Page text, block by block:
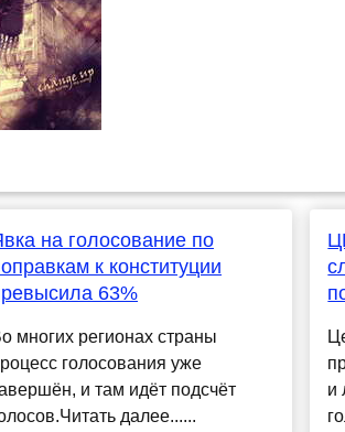
на голосование по
к конституции
63%
многих регионах страны
голосования уже
и там идёт подсчёт
далее......
и